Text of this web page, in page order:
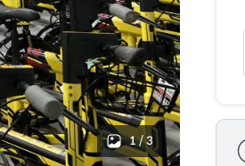
1/3